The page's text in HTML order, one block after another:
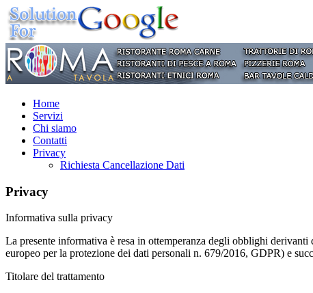
Home
Servizi
Chi siamo
Contatti
Privacy
Richiesta Cancellazione Dati
Privacy
Informativa sulla privacy
La presente informativa è resa in ottemperanza degli obblighi
europeo per la protezione dei dati personali n. 679/2016, GDPR) e
Titolare del trattamento